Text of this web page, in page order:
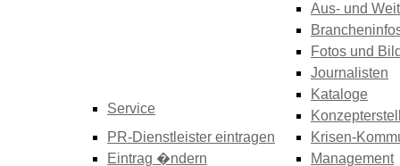
Service
PR-Dienstleister eintragen
Eintrag �ndern
Aus- und
Fotos und
Journalisten
Kataloge
Krisen-
Management